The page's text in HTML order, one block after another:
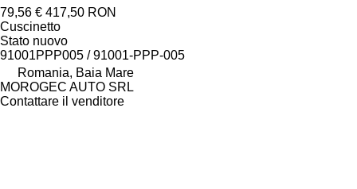
79,56 € 417,50 RON
Cuscinetto
Stato nuovo
91001PPP005 / 91001-PPP-005
Romania, Baia Mare
MOROGEC AUTO SRL
Contattare il venditore